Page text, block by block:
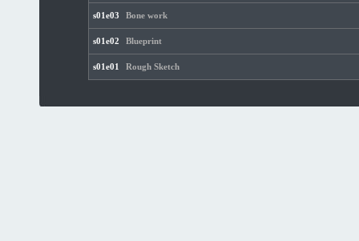
s01e03 Bone work
s01e02 Blueprint
s01e01 Rough Sketch